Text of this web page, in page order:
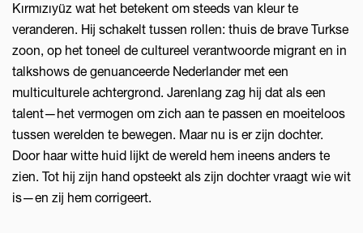
Kırmızıyüz wat het betekent om steeds van kleur te
veranderen. Hij schakelt tussen rollen: thuis de brave Turkse
zoon, op het toneel de cultureel verantwoorde migrant en in
talkshows de genuanceerde Nederlander met een
multiculturele achtergrond. Jarenlang zag hij dat als een
talent—het vermogen om zich aan te passen en moeiteloos
tussen werelden te bewegen. Maar nu is er zijn dochter.
Door haar witte huid lijkt de wereld hem ineens anders te
zien. Tot hij zijn hand opsteekt als zijn dochter vraagt wie wit
is—en zij hem corrigeert.